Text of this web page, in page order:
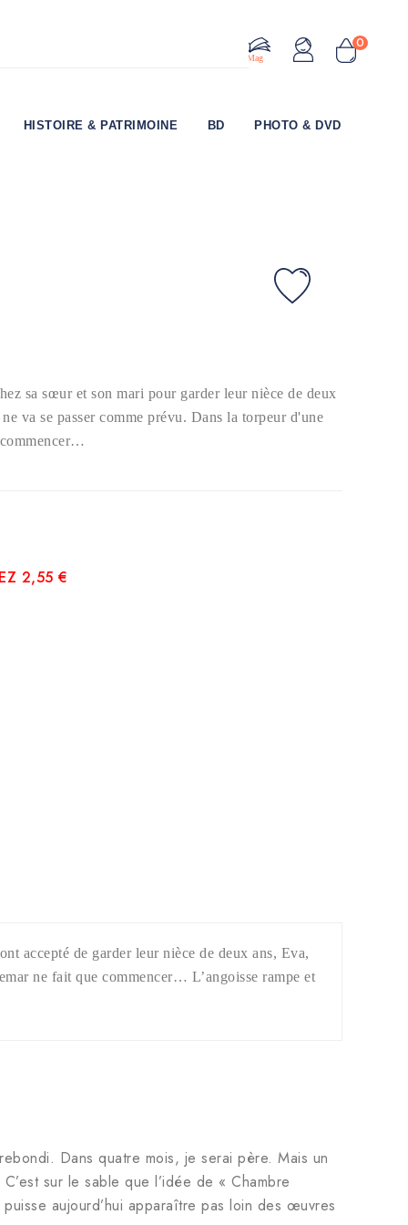
0
Le Mag
HISTOIRE & PATRIMOINE BD PHOTO & DVD
sa sœur et son mari pour garder leur nièce de deux
va se passer comme prévu. Dans la torpeur d'une
2,55 €
accepté de garder leur nièce de deux ans, Eva,
ne fait que commencer… L’angoisse rampe et
Dans quatre mois, je serai père. Mais un
sur le sable que l’idée de « Chambre
aujourd’hui apparaître pas loin des œuvres